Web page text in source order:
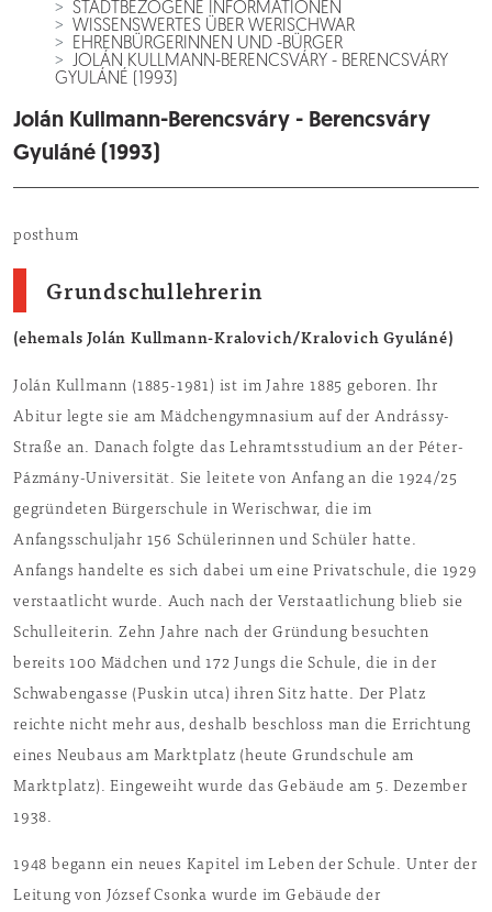
STADTBEZOGENE INFORMATIONEN
WISSENSWERTES ÜBER WERISCHWAR
EHRENBÜRGERINNEN UND -BÜRGER
JOLÁN KULLMANN-BERENCSVÁRY - BERENCSVÁRY
GYULÁNÉ (1993)
Jolán Kullmann-Berencsváry - Berencsváry
Gyuláné (1993)
posthum
Grundschullehrerin
(ehemals Jolán Kullmann-Kralovich/Kralovich Gyuláné)
Jolán Kullmann (1885-1981) ist im Jahre 1885 geboren. Ihr
Abitur legte sie am Mädchengymnasium auf der Andrássy-
Straße an. Danach folgte das Lehramtsstudium an der Péter-
Pázmány-Universität. Sie leitete von Anfang an die 1924/25
gegründeten Bürgerschule in Werischwar, die im
Anfangsschuljahr 156 Schülerinnen und Schüler hatte.
Anfangs handelte es sich dabei um eine Privatschule, die 1929
verstaatlicht wurde. Auch nach der Verstaatlichung blieb sie
Schulleiterin. Zehn Jahre nach der Gründung besuchten
bereits 100 Mädchen und 172 Jungs die Schule, die in der
Schwabengasse (Puskin utca) ihren Sitz hatte. Der Platz
reichte nicht mehr aus, deshalb beschloss man die Errichtung
eines Neubaus am Marktplatz (heute Grundschule am
Marktplatz). Eingeweiht wurde das Gebäude am 5. Dezember
1938.
1948 begann ein neues Kapitel im Leben der Schule. Unter der
Leitung von József Csonka wurde im Gebäude der